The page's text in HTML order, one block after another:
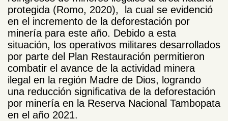
protegida (Romo, 2020), la cual se evidenció
en el incremento de la deforestación por
minería para este año. Debido a esta
situación, los operativos militares desarrollados
por parte del Plan Restauración permitieron
combatir el avance de la actividad minera
ilegal en la región Madre de Dios, logrando
una reducción significativa de la deforestación
por minería en la Reserva Nacional Tambopata
en el año 2021.